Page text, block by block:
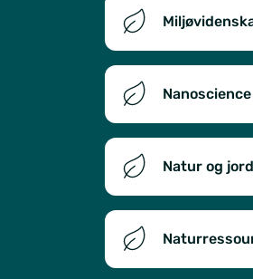
Nanoscience
Natur og